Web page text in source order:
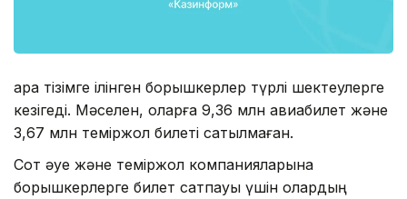
Қара тізімге ілінген борышкерлер түрлі шектеулерге
кезігеді. Мәселен, оларға 9,36 млн авиабилет және
3,67 млн теміржол билеті сатылмаған.
Сот әуе және теміржол компанияларына
борышкерлерге билет сатпауы үшін олардың